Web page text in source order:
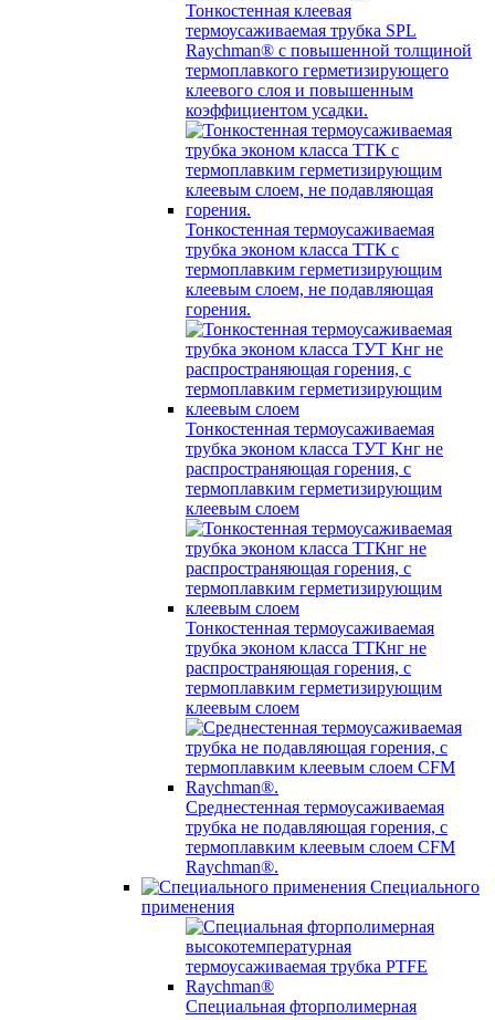
Тонкостенная клеевая
термоусаживаемая трубка SPL
Raychman® с повышенной толщиной
термоплавкого герметизирующего
клеевого слоя и повышенным
коэффициентом усадки.
Тонкостенная термоусаживаемая
трубка эконом класса ТТК с
термоплавким герметизирующим
клеевым слоем, не подавляющая
горения.
Тонкостенная термоусаживаемая
трубка эконом класса ТУТ Кнг не
распространяющая горения, с
термоплавким герметизирующим
клеевым слоем
Тонкостенная термоусаживаемая
трубка эконом класса ТТКнг не
распространяющая горения, с
термоплавким герметизирующим
клеевым слоем
Среднестенная термоусаживаемая
трубка не подавляющая горения, с
термоплавким клеевым слоем CFM
Raychman®.
Специального
применения
Специальная фторполимерная